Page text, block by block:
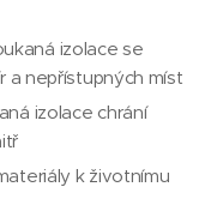
izolace se
a nepřístupných míst
izolace chrání
k životnímu